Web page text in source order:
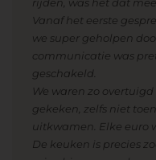
rijden, was het dat
Vanaf het eerste
we super geholpen
communicatie was
geschakeld.
We waren zo
gekeken, zelfs niet
uitkwamen. Elke euro
De keuken is precies